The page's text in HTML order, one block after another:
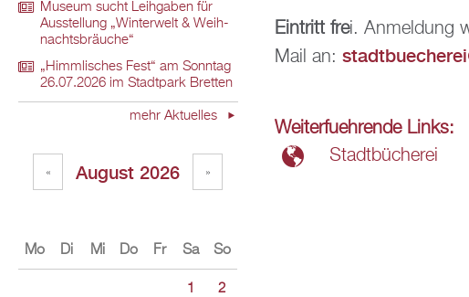
Ein­tritt frei. An­mel­dung
Mail an:
Wei­ter­fueh­ren­de Links:
Stadt­bü­che­rei
Mu­se­um sucht Leih­ga­ben für
Aus­stel­lung „Win­ter­welt & Weih­
nachts­bräu­che“
„Himm­li­sches Fest“ am Sonn­tag
26.07.2026 im Stadt­park Brett­en
mehr Ak­tu­el­les
Au­gust 2026
« »
Mo Di Mi Do Fr Sa So
1 2